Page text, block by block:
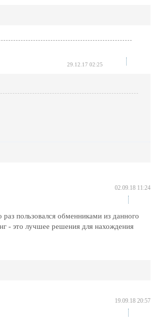
29.12.17 02:25
02.09.18 11:24
пользовался обменниками из данного
- это лучшее решения для нахождения
19.09.18 20:57